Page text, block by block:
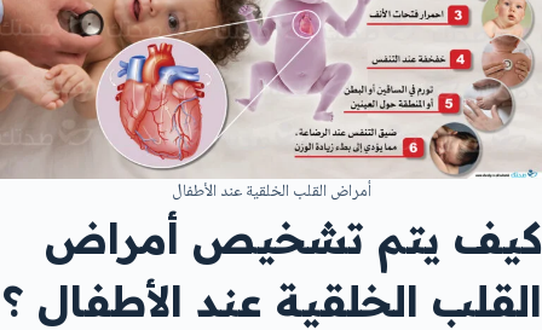
أمراض القلب الخلقية عند الأطفال
كيف يتم تشخيص أمراض
القلب الخلقية عند الأطفال ؟